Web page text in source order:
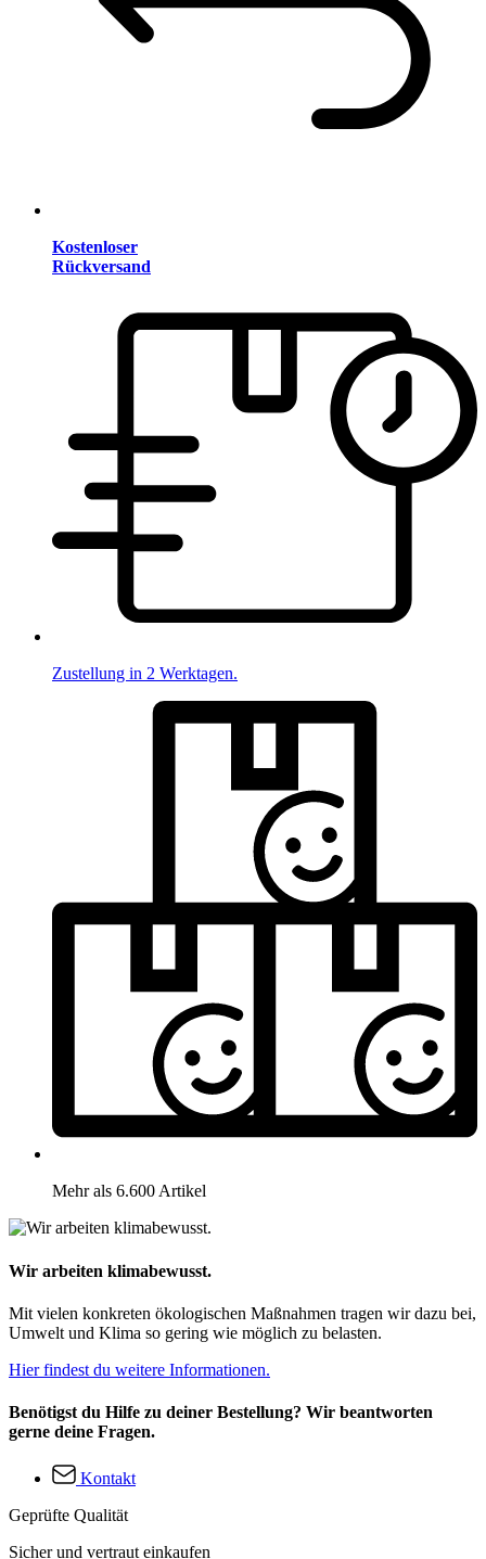
Kostenloser
Rückversand
Zustellung in 2 Werktagen.
Mehr als 6.600 Artikel
Wir arbeiten klimabewusst.
Mit vielen konkreten ökologischen Maßnahmen tragen wir dazu bei,
Umwelt und Klima so gering wie möglich zu belasten.
Hier findest du weitere Informationen.
Benötigst du Hilfe zu deiner Bestellung? Wir beantworten
gerne deine Fragen.
Kontakt
Geprüfte Qualität
Sicher und vertraut einkaufen